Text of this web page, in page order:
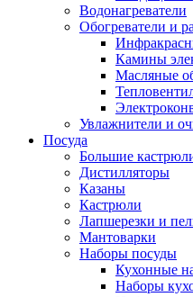
Водонагреватели
Обогреватели и
Камины
Масляные
Увлажнители и
Посуда
Большие
Дистилляторы
Казаны
Кастрюли
Лапшерезки и
Мантоварки
Наборы посуды
Кухонные
Наборы